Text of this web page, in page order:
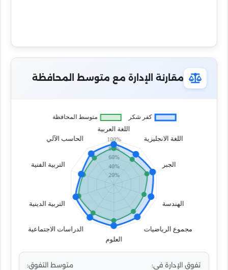
مقارنة الإدارة مع متوسط المحافظة
تفوق الإدارة في: متوسط التفوق: